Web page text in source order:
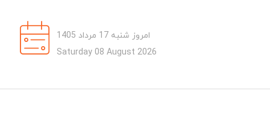
امروز شنبه 17 مرداد 1405
Saturday 08 August 2026